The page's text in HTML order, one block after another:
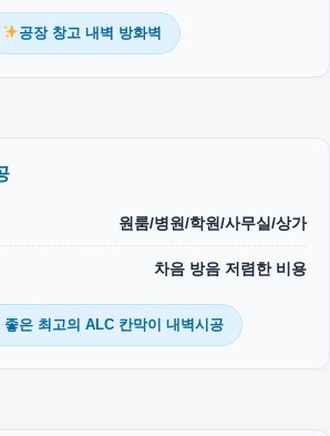
공장 창고 내벽 방화벽
원룸/병원/학원/사무실/상가
차음 방음 저렴한 비용
좋은 최고의 ALC 칸막이 내벽시공